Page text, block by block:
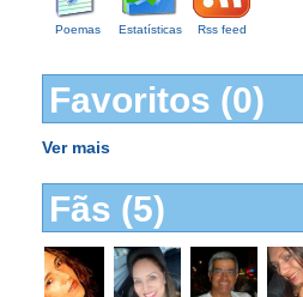
Poemas Estatísticas Rss feed
Favoritos (0)
Ver mais
Fãs (5)